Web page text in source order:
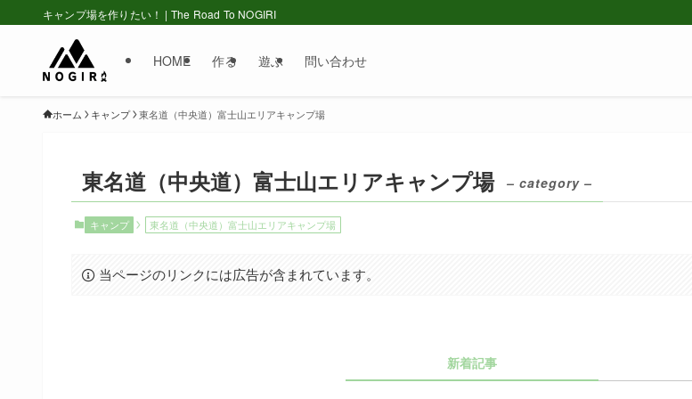
キャンプ場を作りたい！ | The Road To NOGIRI
HOME 作る 遊ぶ 問い合わせ
ホーム キャンプ 東名道（中央道）富士山エリアキャンプ場
東名道（中央道）富士山エリアキャンプ場 – category –
キャンプ 東名道（中央道）富士山エリアキャンプ場
当ページのリンクには広告が含まれています。
新着記事